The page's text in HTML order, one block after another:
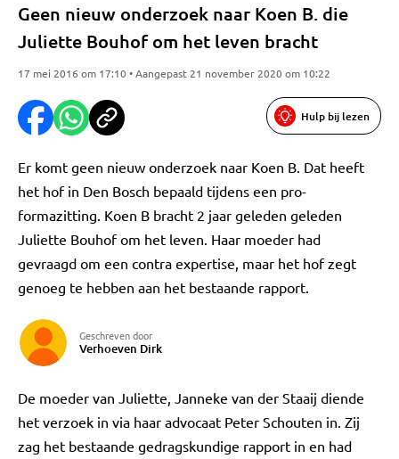
Geen nieuw onderzoek naar Koen B. die
Juliette Bouhof om het leven bracht
17 mei 2016 om 17:10 • Aangepast 21 november 2020 om 10:22
Hulp bij lezen
Er komt geen nieuw onderzoek naar Koen B. Dat heeft
het hof in Den Bosch bepaald tijdens een pro-
formazitting. Koen B bracht 2 jaar geleden geleden
Juliette Bouhof om het leven. Haar moeder had
gevraagd om een contra expertise, maar het hof zegt
genoeg te hebben aan het bestaande rapport.
Geschreven door
Verhoeven Dirk
De moeder van Juliette, Janneke van der Staaij diende
het verzoek in via haar advocaat Peter Schouten in. Zij
zag het bestaande gedragskundige rapport in en had